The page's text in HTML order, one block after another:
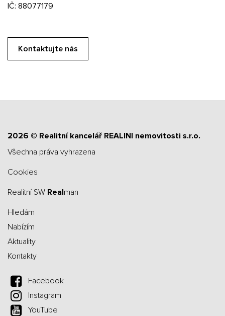
IČ: 88077179
Kontaktujte nás
2026 © Realitní kancelář REALINI nemovitosti s.r.o.
všechna práva vyhrazena
Cookies
Realitní SW Realman
Hledám
Nabízím
Aktuality
Kontakty
Facebook
Instagram
YouTube